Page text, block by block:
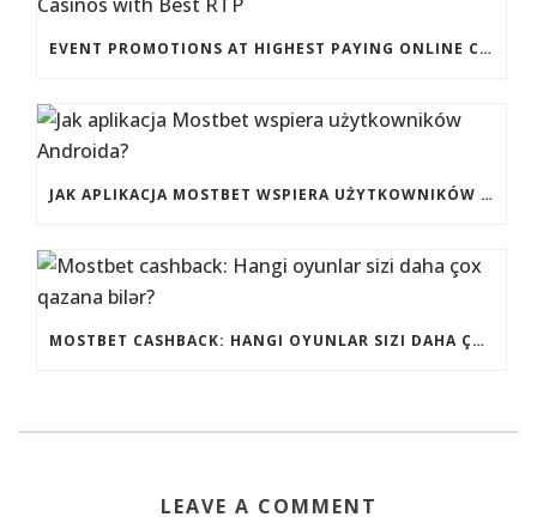
EVENT PROMOTIONS AT HIGHEST PAYING ONLINE CASINOS WITH BEST RTP
JAK APLIKACJA MOSTBET WSPIERA UŻYTKOWNIKÓW ANDROIDA?
MOSTBET CASHBACK: HANGI OYUNLAR SIZI DAHA ÇOX QAZANA BILƏR?
LEAVE A COMMENT